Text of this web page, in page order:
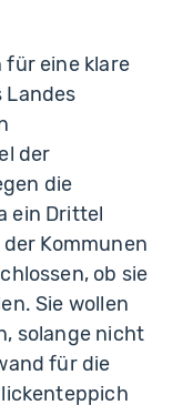
für eine klare
Landes
der
die
ein Drittel
Kommunen
ob sie
Sie wollen
solange nicht
für die